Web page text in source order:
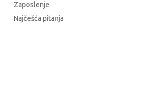
Zaposlenje
Najčešća pitanja